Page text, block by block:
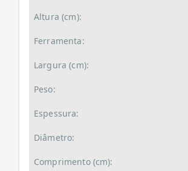
Altura (cm):
Ferramenta:
Largura (cm):
Peso:
Espessura:
Diâmetro:
Comprimento (cm):